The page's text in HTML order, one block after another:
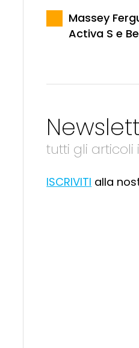
Massey
Activa S e
tutti gli
ISCRIVITI alla